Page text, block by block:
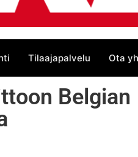
Tilaajapalvelu Ota
Belgian